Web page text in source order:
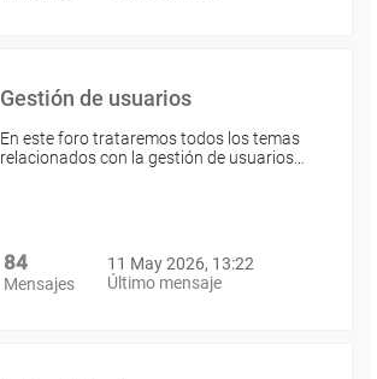
Gestión de usuarios
En este foro trataremos todos los temas
relacionados con la gestión de usuarios…
84
Mensajes
11 May 2026, 13:22
Último mensaje